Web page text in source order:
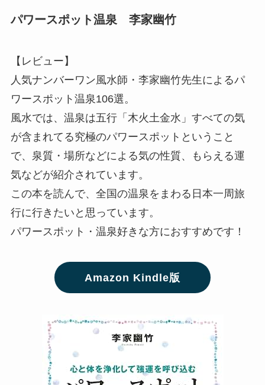
パワースポット温泉 李家幽竹
【レビュー】
人気ナンバーワン風水師・李家幽竹先生によるパ
ワースポット温泉106選。
風水では、温泉は五行「木火土金水」すべての気
が含まれてる究極のパワースポットということ
で、泉質・場所などによる気の性質、もらえる運
気などが紹介されています。
この本を読んで、全国の温泉をまわる日本一周旅
行に行きたいと思っています。
パワースポット・温泉好きな方におすすめです！
Amazon Kindle版